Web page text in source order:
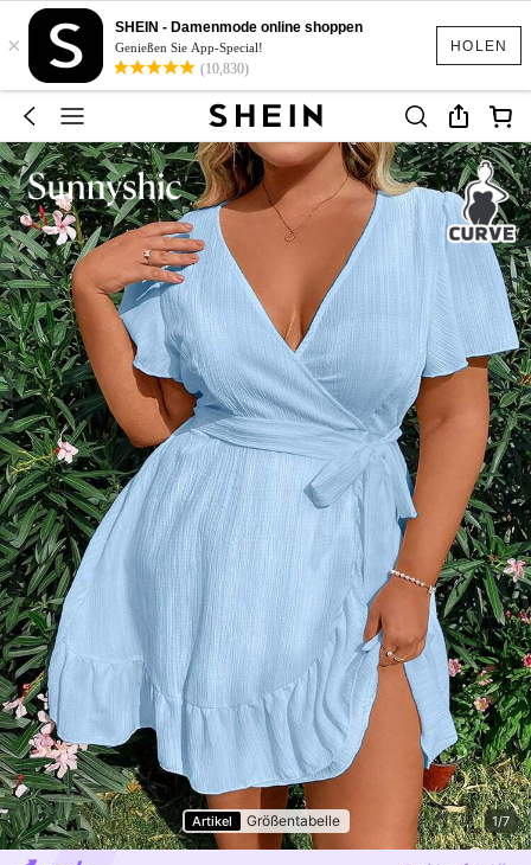
HOLEN
×
SHEIN - Damenmode online shoppen
Genießen Sie App-Special!
(10,830)
Artikel Größentabelle 1/7